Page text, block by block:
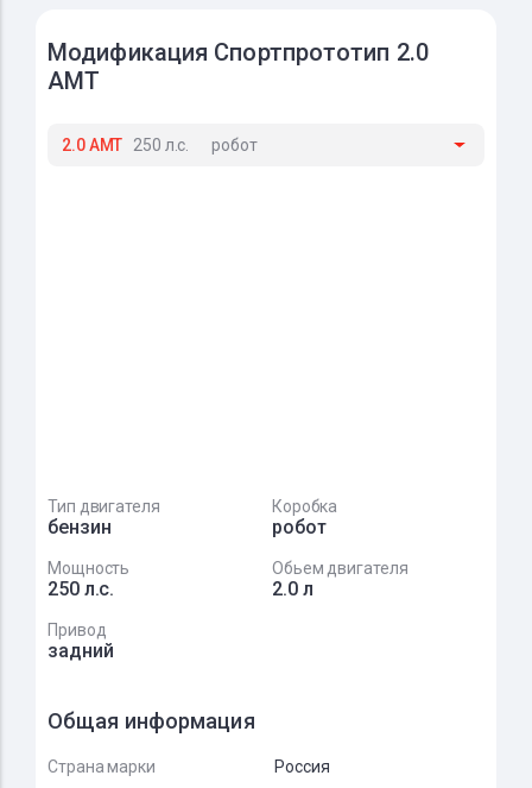
Модификация Спортпрототип 2.0
AMT
2.0 AMT 250 л.с. робот
Тип двигателя
бензин
Коробка
робот
Мощность
250 л.с.
Обьем двигателя
2.0 л
Привод
задний
Общая информация
Страна марки
Россия